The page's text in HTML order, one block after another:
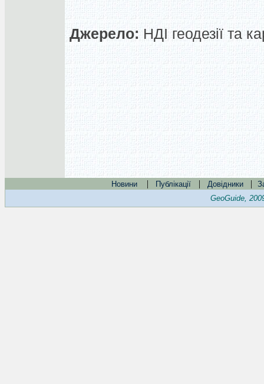
Джерело: НДІ геодезії та
Новини | Публікації | Довідники |
GeoGuide,